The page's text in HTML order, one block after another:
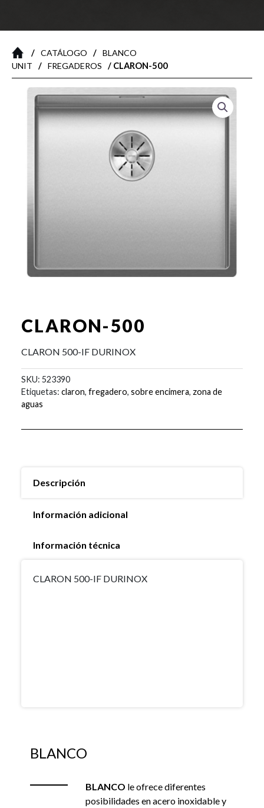
/ CATÁLOGO / BLANCO
UNIT
/ FREGADEROS / CLARON-500
CLARON-500
CLARON 500-IF DURINOX
SKU: 523390
Etiquetas: claron, fregadero, sobre encimera, zona de
aguas
Descripción
Información adicional
Información técnica
CLARON 500-IF DURINOX
BLANCO
BLANCO le ofrece diferentes
posibilidades en acero inoxidable y